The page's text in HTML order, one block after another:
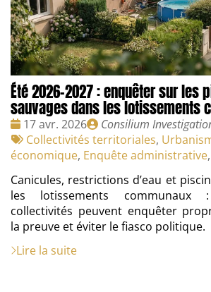
Été 2026-2027 : enquêter sur les
sauvages dans les lotissements
Date
:
17 avr. 2026
Publié
par
Consilium
Tags
:
Collectivités territoriales,
économique, Enquête administrative,
Canicules, restrictions d’eau et
les lotissements
collectivités peuvent enquêter
la preuve et éviter le fiasco politique.
Lire la suite